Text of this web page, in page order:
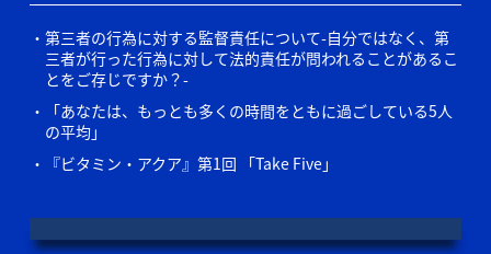
第三者の行為に対する監督責任について-自分ではなく、第
三者が行った行為に対して法的責任が問われることがあるこ
とをご存じですか？-
「あなたは、もっとも多くの時間をともに過ごしている5人
の平均」
『ビタミン・アクア』第1回 「Take Five」